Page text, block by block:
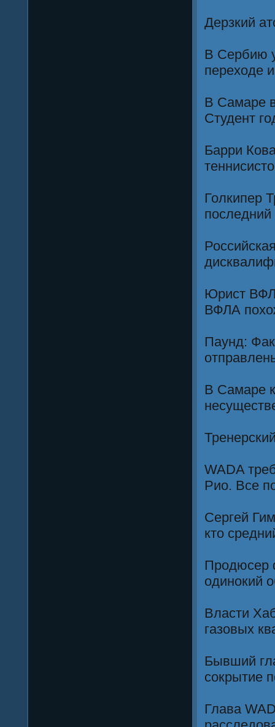
Дерзкий
В Сербию
переходе
В Самаре
Студент
Барри
Голкипер
Юрист
ВФЛА
Паунд:
В Самаре
WADA
Рио. Все
Сергей
кто
Продюсер
одинокий
Власти
газовых
Бывший
сокрытие
Глава